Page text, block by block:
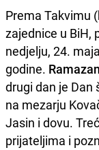
Prema Takvimu
zajednice u BiH,
nedjelju, 24.
godine.
drugi dan je Dan
na mezarju
Jasin i dovu.
prijateljima i